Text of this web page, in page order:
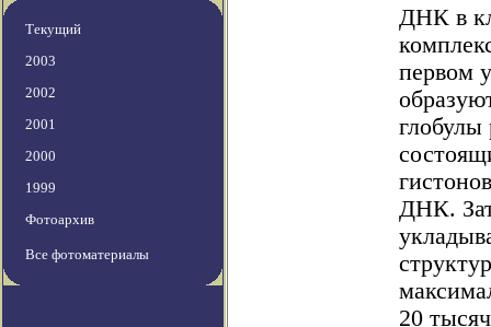
Текущий
2003
2002
2001
2000
1999
Фотоархив
Все фотоматериалы
ДНК в
первом
глобулы
ДНК.
20